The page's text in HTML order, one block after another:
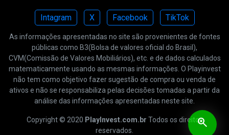
saved_search
Intagram X Facebook TikTok
As informações apresentadas no site são provenientes de fontes
públicas como B3(Bolsa de valores oficial do Brasil),
CVM(Comissão de Valores Mobiliários), etc. e de dados calculados
matematicamente usando as mesmas informações. O Playinvest
não tem como objetivo fazer sugestão de compra ou venda de
ativos e não se responsabiliza pelas decisões tomadas a partir da
análise das informações apresentadas neste site.
Copyright © 2020 PlayInvest.com.br Todos os direitos
reservados.